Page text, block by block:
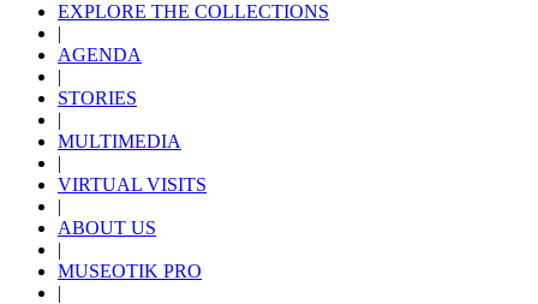
EXPLORE THE COLLECTIONS
|
AGENDA
|
STORIES
|
MULTIMEDIA
|
VIRTUAL VISITS
|
ABOUT US
|
MUSEOTIK PRO
|